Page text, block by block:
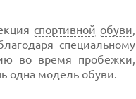
спортивной обуви,
специальному
во время пробежки,
одна модель обуви.